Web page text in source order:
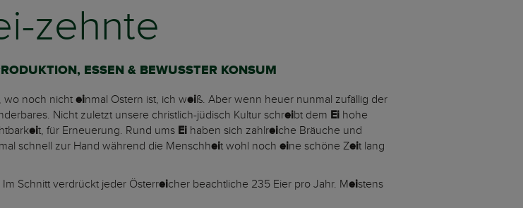
zehnte
ESSEN & BEWUSSTER KONSUM
wo noch nicht einmal Ostern ist, ich weiß. Aber wenn heuer nunmal zufällig der
Nicht zuletzt unsere christlich-jüdisch Kultur schreibt dem Ei hohe
eit, für Erneuerung. Rund ums Ei haben sich zahlreiche Bräuche und
schnell zur Hand während die Menschheit wohl noch eine schöne Zeit lang
Im Schnitt verdrückt jeder Österreicher beachtliche 235 Eier pro Jahr. Meistens